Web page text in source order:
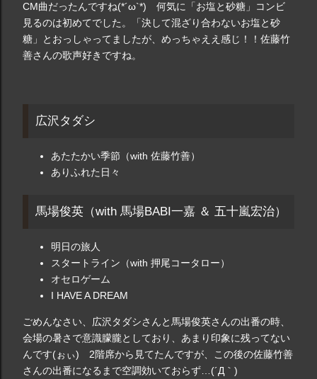
CM曲だったんですね(*´ω`*) 何気に「お塩と砂糖」コンビ
見るのは初めてでした。「決して混ざり合わないお塩と砂
糖」とおっしゃってましたが、めっちゃええ感じ！！佐藤竹
善さんの歌声好きですね。
広沢タダシ
あたたかい季節（with 佐藤竹善）
ありふれた日々
馬場俊英（with 馬場BABI一嘉 ＆ 五十嵐宏治）
明日の旅人
スタートライン（with 押尾コータロー）
オセロゲーム
I HAVE A DREAM
ごめんなさい、広沢タダシさんと馬場俊英さんの出番の時、
会場の暑さで意識朦朧としており、あまり印象に残ってない
んです(ぉぃ) 2階席から見てたんですが、この後の佐藤竹善
さんの出番になるまで空調効いておらず…(´Д｀)